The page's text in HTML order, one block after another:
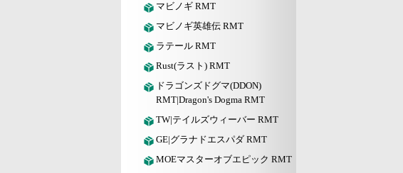
マビノギ RMT
マビノギ英雄伝 RMT
ラテール RMT
Rust(ラスト) RMT
ドラゴンズドグマ(DDON)
RMT|Dragon's Dogma RMT
TW|テイルズウィーバー RMT
GE|グラナドエスパダ RMT
MOEマスターオブエピック RMT